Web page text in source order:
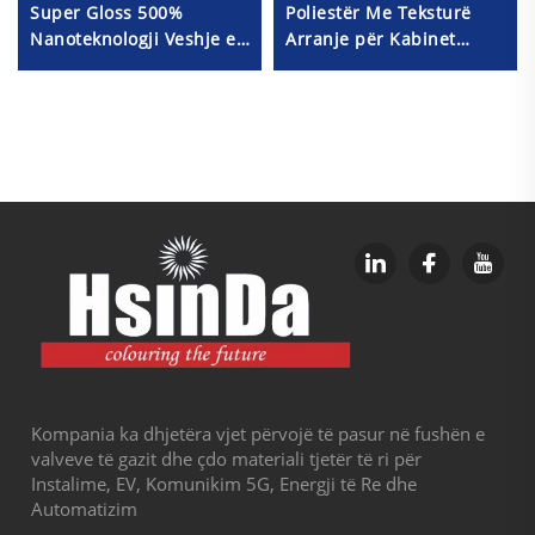
Super Gloss 500%
Nanoteknologji Veshje e
Qartë Me Pulver Kromi,
Poliestër Me Teksturë
Arranje për Kabinet
Elektrik, RAL9005 Bojë
Kompania ka dhjetëra vjet përvojë të pasur në fushën e
valveve të gazit dhe çdo materiali tjetër të ri për
Instalime, EV, Komunikim 5G, Energji të Re dhe
Automatizim